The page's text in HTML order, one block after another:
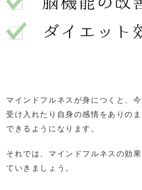
マインドフルネスが身につくと、
受け入れたり自身の感情をありの
できるようになります。
それでは、マインドフルネスの効
ていきましょう。